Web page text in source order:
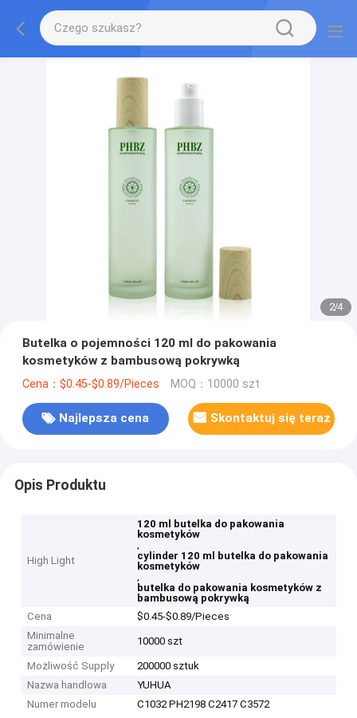
2/4
Butelka o pojemności 120 ml do pakowania
kosmetyków z bambusową pokrywką
Cena：$0.45-$0.89/Pieces MOQ：10000 szt
Najlepsza cena Skontaktuj się teraz
Opis Produktu
High Light
120 ml butelka do pakowania
kosmetyków
,
cylinder 120 ml butelka do pakowania
kosmetyków
,
butelka do pakowania kosmetyków z
bambusową pokrywką
Cena
$0.45-$0.89/Pieces
Minimalne
zamówienie
10000 szt
Możliwość Supply
200000 sztuk
Nazwa handlowa
YUHUA
Numer modelu
C1032 PH2198 C2417 C3572